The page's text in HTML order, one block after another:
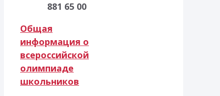
881 65 00
Общая
информация о
всероссийской
олимпиаде
школьников